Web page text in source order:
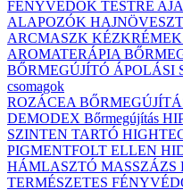
FÉNYVÉDŐK TESTRE
ALAPOZÓK
ARCMASZK KÉZKRÉMEK
AROMATERÁPIA
BŐRMEGÚJÍTÓ ÁPOLÁSI
csomagok
ROZÁCEA
DEMODEX Bőrmegújítás
SZINTEN TARTÓ
PIGMENTFOLT ELLEN
HÁMLASZTÓ MASSZÁZS
TERMÉSZETES